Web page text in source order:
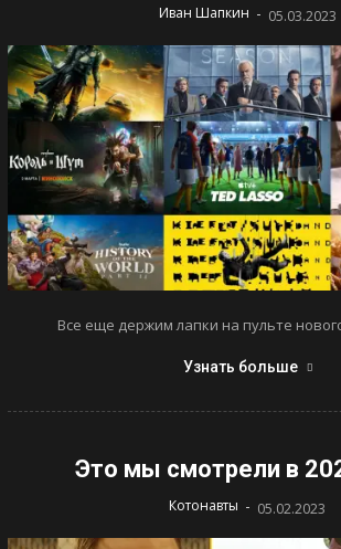
Иван Шапкин - 05.03.2023
Все еще держим лапки на пульте
Узнать больше
Это мы смотрели в
Котонавты - 05.02.2023